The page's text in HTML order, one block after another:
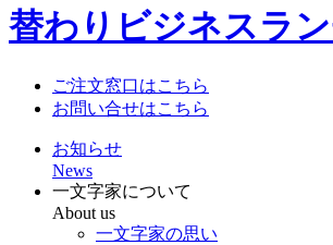
替わりビジネスラ
ご注文窓口はこちら
お問い合せはこちら
お知らせ
News
一文字家について
About us
一文字家の思い